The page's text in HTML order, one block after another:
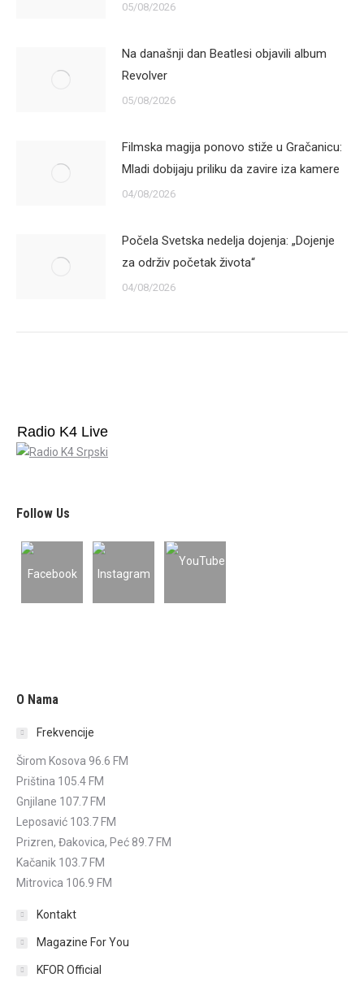
05/08/2026
Na današnji dan Beatlesi objavili album
Revolver
05/08/2026
Filmska magija ponovo stiže u Gračanicu:
Mladi dobijaju priliku da zavire iza kamere
04/08/2026
Počela Svetska nedelja dojenja: „Dojenje
za održiv početak života“
04/08/2026
Radio K4 Live
Follow Us
O Nama
Frekvencije
Širom Kosova 96.6 FM
Priština 105.4 FM
Gnjilane 107.7 FM
Leposavić 103.7 FM
Prizren, Đakovica, Peć 89.7 FM
Kačanik 103.7 FM
Mitrovica 106.9 FM
Kontakt
Magazine For You
KFOR Official